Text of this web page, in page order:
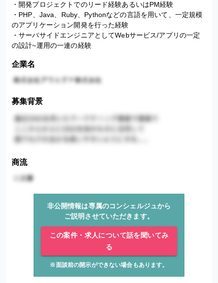
・開発プロジェクトでのリード経験あるいはPM経験
・PHP、Java、Ruby、Pythonなどの言語を用いて、一定規模
のアプリケーション開発を行った経験
・サーバサイドエンジニアとしてWebサービス/アプリの一定
の設計~運用の一連の経験
企業名
募集背景
商流
非公開情報は専属のコンシェルジュから
ご説明させていただきます。
この案件・求人について話を聞いてみ
る
※面談前の開示ができない場合もあります。